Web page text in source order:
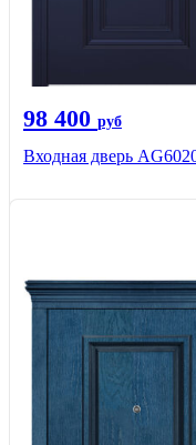
98 400 руб
Входная дверь